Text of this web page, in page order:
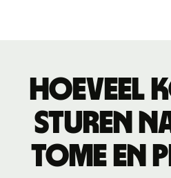
Hoeveel
sturen
Tome en